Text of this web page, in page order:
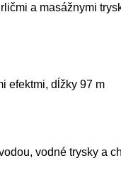
a masážnymi
efektmi, dĺžky 97 m
vodné trysky a